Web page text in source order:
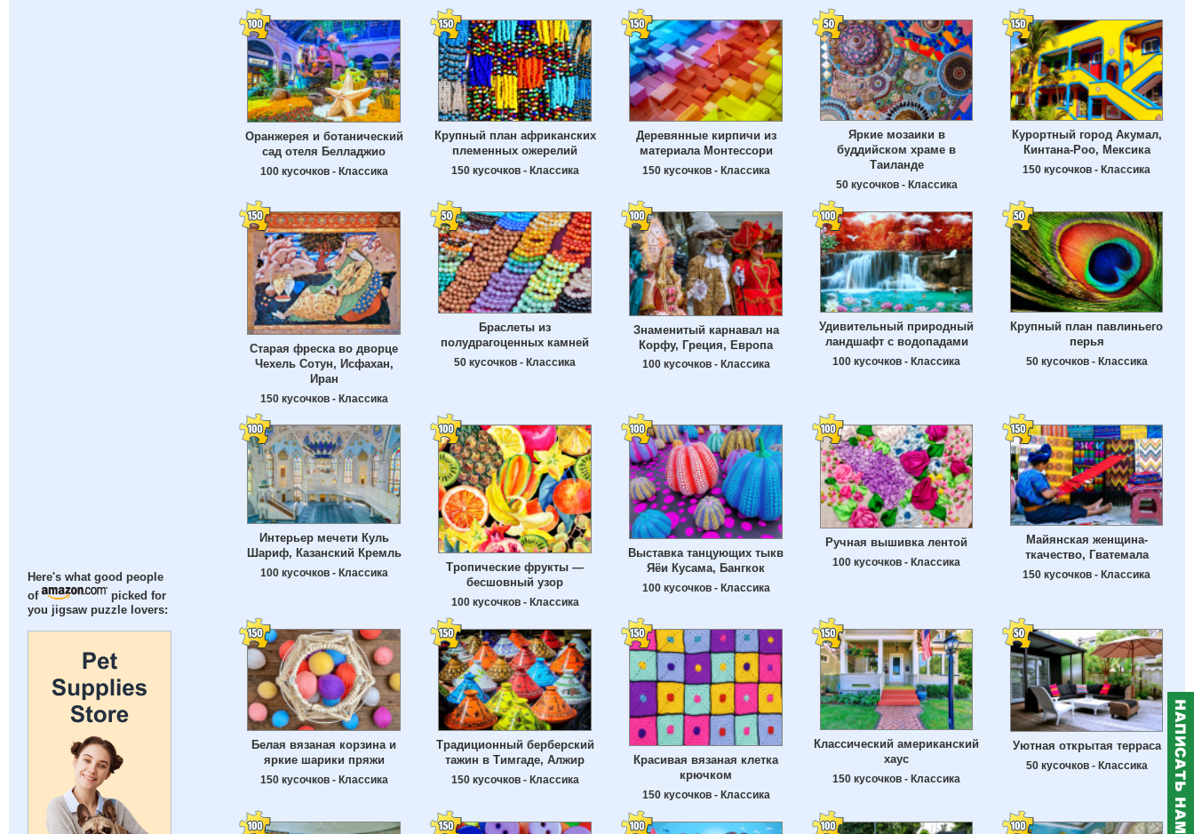
Here's what good people
of
picked for
you jigsaw puzzle lovers:
Оранжерея и ботанический
сад отеля Белладжио
100 кусочков - Классика
Крупный план африканских
племенных ожерелий
150 кусочков - Классика
Деревянные кирпичи из
материала Монтессори
150 кусочков - Классика
Яркие мозаики в
буддийском храме в
Таиланде
50 кусочков - Классика
Курортный город Акумал,
Кинтана-Роо, Мексика
150 кусочков - Классика
Старая фреска во дворце
Чехель Сотун, Исфахан,
Иран
150 кусочков - Классика
Браслеты из
полудрагоценных камней
50 кусочков - Классика
Знаменитый карнавал на
Корфу, Греция, Европа
100 кусочков - Классика
Удивительный природный
ландшафт с водопадами
100 кусочков - Классика
Крупный план павлиньего
перья
50 кусочков - Классика
Интерьер мечети Куль
Шариф, Казанский Кремль
100 кусочков - Классика
Тропические фрукты —
бесшовный узор
100 кусочков - Классика
Выставка танцующих тыкв
Яёи Кусама, Бангкок
100 кусочков - Классика
Ручная вышивка лентой
100 кусочков - Классика
Майянская женщина-
ткачество, Гватемала
150 кусочков - Классика
Белая вязаная корзина и
яркие шарики пряжи
150 кусочков - Классика
Традиционный берберский
тажин в Тимгаде, Алжир
150 кусочков - Классика
Красивая вязаная клетка
крючком
150 кусочков - Классика
Классический американский
хаус
150 кусочков - Классика
Уютная открытая терраса
50 кусочков - Классика